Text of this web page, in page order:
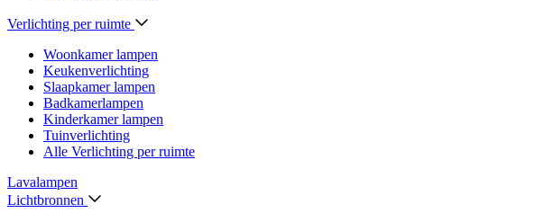
Verlichting per ruimte
Woonkamer lampen
Keukenverlichting
Slaapkamer lampen
Badkamerlampen
Kinderkamer lampen
Tuinverlichting
Alle Verlichting per ruimte
Lavalampen
Lichtbronnen